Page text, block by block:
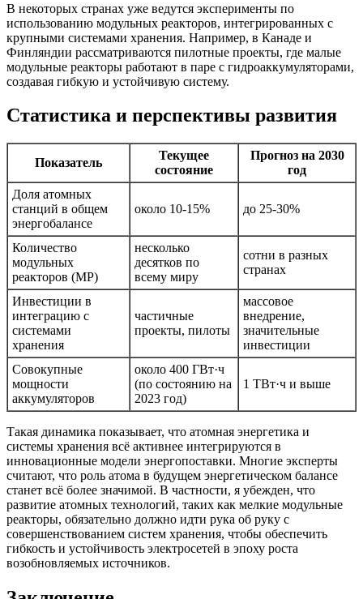
В некоторых странах уже ведутся эксперименты по
использованию модульных реакторов, интегрированных с
крупными системами хранения. Например, в Канаде и
Финляндии рассматриваются пилотные проекты, где малые
модульные реакторы работают в паре с гидроаккумуляторами,
создавая гибкую и устойчивую систему.
Статистика и перспективы развития
Показатель
Текущее
состояние
Прогноз на 2030
год
Доля атомных
станций в общем
энергобалансе
около 10-15% до 25-30%
Количество
модульных
реакторов (МР)
несколько
десятков по
всему миру
сотни в разных
странах
Инвестиции в
интеграцию с
системами
хранения
частичные
проекты, пилоты
массовое
внедрение,
значительные
инвестиции
Совокупные
мощности
аккумуляторов
около 400 ГВт·ч
(по состоянию на
2023 год)
1 ТВт·ч и выше
Такая динамика показывает, что атомная энергетика и
системы хранения всё активнее интегрируются в
инновационные модели энергопоставки. Многие эксперты
считают, что роль атома в будущем энергетическом балансе
станет всё более значимой. В частности, я убежден, что
развитие атомных технологий, таких как мелкие модульные
реакторы, обязательно должно идти рука об руку с
совершенствованием систем хранения, чтобы обеспечить
гибкость и устойчивость электросетей в эпоху роста
возобновляемых источников.